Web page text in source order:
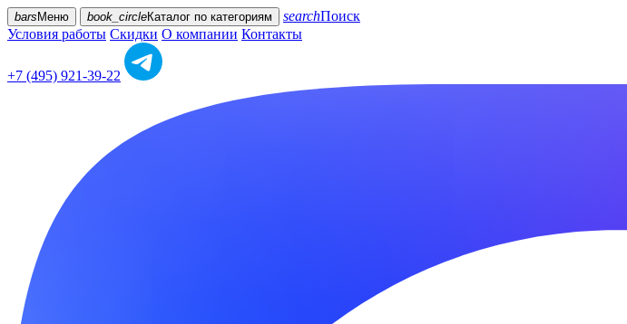
bars Меню book_circleКаталог по категориям searchПоиск
Условия работы Скидки О компании Контакты
+7 (495) 921-39-22